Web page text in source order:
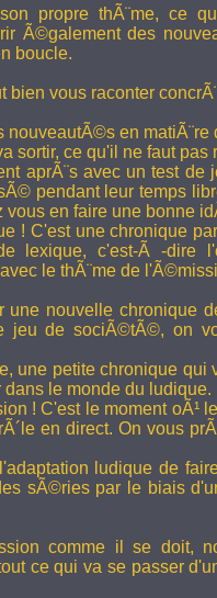
propre thÃ¨me, ce
Ã©galement des
boucle.
bien vous raconter
nouveautÃ©s en
sortir, ce qu'il ne faut pas
aprÃ¨s avec un test
pendant leur temps
vous en faire une bonne
! C'est une chronique
lexique, c'est-Ã -dire
le thÃ¨me de
une nouvelle chronique
jeu de sociÃ©tÃ©, on
une petite chronique qui
le monde du ludique.
! C'est le moment oÃ¹
en direct. On vous
ludique de
sÃ©ries par le biais
comme il se doit,
ce qui va se passer